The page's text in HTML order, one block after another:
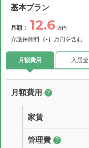
基本プラン
月額： 12.6 万円
介護保険料 （-） 万円を含む
月額費用 入居金
月額費用 ?
家賃
管理費 ?